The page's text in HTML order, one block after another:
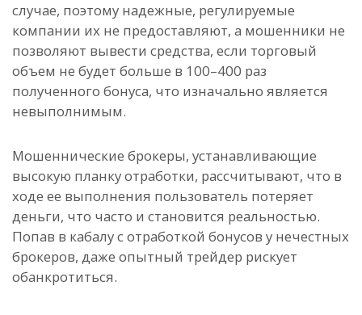
случае, поэтому надежные, регулируемые
компании их не предоставляют, а мошенники не
позволяют вывести средства, если торговый
объем не будет больше в 100–400 раз
полученного бонуса, что изначально является
невыполнимым.
Мошеннические брокеры, устанавливающие
высокую планку отработки, рассчитывают, что в
ходе ее выполнения пользователь потеряет
деньги, что часто и становится реальностью.
Попав в кабалу с отработкой бонусов у нечестных
брокеров, даже опытный трейдер рискует
обанкротиться.